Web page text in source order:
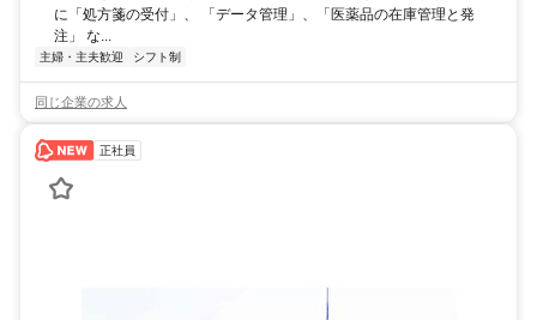
に「処方箋の受付」、 「データ管理」、「医薬品の在庫管理と発
注」 な...
主婦・主夫歓迎 シフト制
同じ企業の求人
正社員